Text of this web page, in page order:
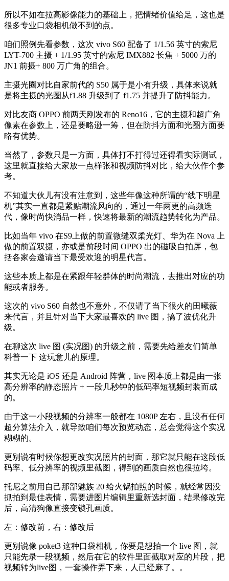
所以不如在拉高影像能力的基础上，把情绪价值给足，这也是
很多专业口袋相机做不到的点。
咱们照例先看参数，这次 vivo S60 配备了 1/1.56 英寸的索尼
LYT-700 主摄 + 1/1.95 英寸的索尼 IMX882 长焦 + 5000 万的
JN1 前摄+ 800 万广角的组合。
主摄光圈对比自家前代的 S50 属于是小有升级，具体来说就
是将主摄的光圈从f1.88 升级到了 f1.75 并提升了防抖能力。
对比友商 OPPO 前两天刚发布的 Reno16，它的主摄和超广角
像素在参数上，还是要略逊一筹，但在防抖方面和光圈方面要
略有优势。
当然了，参数只是一方面，具体打不打得过还得看实际测试，
这里就直接给大家放一点样张和视频防抖对比，给大伙作个参
考。
不知道大伙儿有没有注意到，这些年像这种所谓的“线下明星
机”其实一直都是紧贴潮流风向的，通过一年两更的高频迭
代，像时尚快消品一样，快速将最新的潮流趋势转化为产品。
比如当年 vivo 在S9上做的前置微缝双柔光灯、华为在 Nova 上
做的前置双摄，亦或是前段时间 OPPO 出的磁吸自拍屏，包
括各家会邀请当下最受欢迎的明星代言。
这些本质上都是在紧跟年轻群体的时尚潮流，去推出对应的功
能或者服务。
这次的 vivo S60 自然也不意外，不仅请了当下很火的田曦薇
来代言，并且针对当下大家最喜欢的 live 图，搞了波优化升
级。
在聊这次 live 图 (实况图) 的升级之前，需要先给差友们简单
科普一下 这玩意儿的原理。
其实无论是 iOS 还是 Android 阵营，live 图本质上都是由一张
高分辨率的静态照片 + 一段几秒钟的低码率短视频封装而成
的。
由于这一小段视频的分辨率一般都在 1080P 左右，且没有任何
超分算法介入，就导致咱们每次预览动态，总会觉得这个实况
糊糊的。
更别说有时候你想更改实况照片的封面，那它就只能在这段低
码率、低分辨率的视频里截图，得到的画质自然也很拉垮。
托尼之前用自己那部魅族 20 给火锅拍照的时候，就经常因没
抓拍到最佳表情，需要进图片编辑里重新选封面，结果修改完
后，高清狗像直接变锁孔画质。
左：修改前，右：修改后
更别说像 poket3 这种口袋相机，你要是想拍一个 live 图，就
只能先录一段视频，然后在它的软件里面截取对应的片段，把
视频转为live图，一套操作弄下来，人已经麻了。。